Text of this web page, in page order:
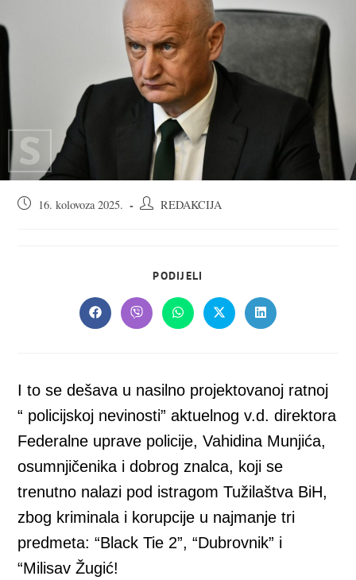
Objava16. kolovoza 2025.
AutorREDAKCIJA
PODIJELI
CONTENT
Opens
in
Opens
in
Opens
in
Opens
in
Opens
in
I to se dešava u nasilno projektovanoj ratnoj
“ policijskoj nevinosti” aktuelnog v.d. direktora
Federalne uprave policije, Vahidina Munjića,
osumnjičenika i dobrog znalca, koji se
trenutno nalazi pod istragom Tužilaštva BiH,
zbog kriminala i korupcije u najmanje tri
predmeta: “Black Tie 2”, “Dubrovnik” i
“Milisav Žugić!